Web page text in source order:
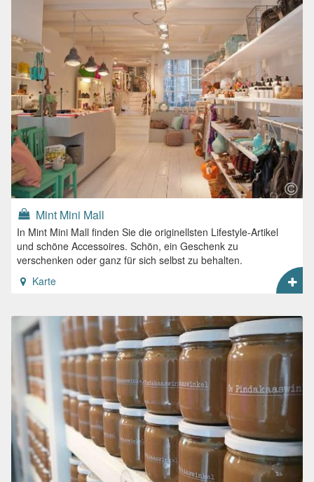
Mint Mini Mall
In Mint Mini Mall finden Sie die originellsten Lifestyle-Artikel
und schöne Accessoires. Schön, ein Geschenk zu
verschenken oder ganz für sich selbst zu behalten.
Karte